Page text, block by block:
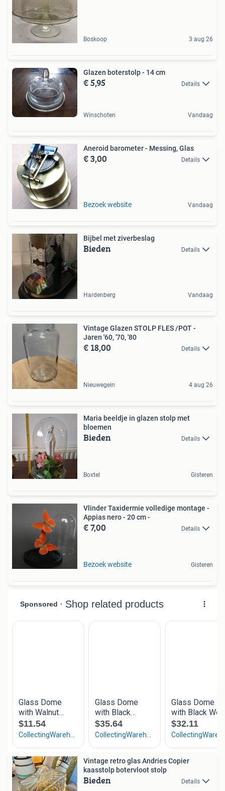
Boskoop 3 aug 26
Glazen boterstolp - 14 cm
€ 5,95 Details
Winschoten Vandaag
Aneroid barometer - Messing, Glas
€ 3,00 Details
Bezoek website Vandaag
Bijbel met ziverbeslag
Bieden Details
Hardenberg Vandaag
Vintage Glazen STOLP FLES /POT -
Jaren '60, '70, '80
€ 18,00 Details
Nieuwegein 4 aug 26
Maria beeldje in glazen stolp met
bloemen
Bieden Details
Boxtel Gisteren
Vlinder Taxidermie volledige montage -
Appias nero - 20 cm -
€ 7,00 Details
Bezoek website Gisteren
Vintage retro glas Andries Copier
kaasstolp botervloot stolp
Bieden Details